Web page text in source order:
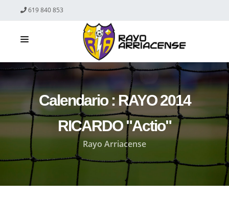
619 840 853
El Club
Equipos
eSports
Inscripción
Oficina Virtual
Noticias
Calendario : RAYO 2014
RICARDO "Actio"
Rayo Arriacense